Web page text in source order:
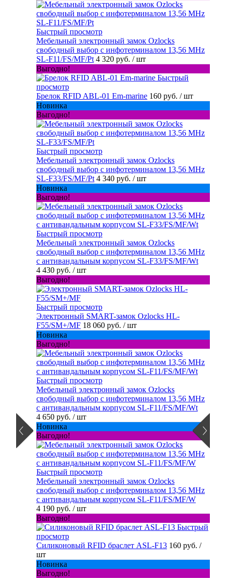
Быстрый просмотр
Мебельный электронный замок Ozlocks
свободный выбор с инфотерминалом 13,56 MHz
SL-F11/FS/MF/Pt 4 320 руб. / шт
Выгодно!
Быстрый
просмотр
Брелок RFID ABL-01 Em-marine 160 руб. / шт
Новинка
Выгодно!
Быстрый просмотр
Мебельный электронный замок Ozlocks
свободный выбор с инфотерминалом 13,56 MHz
SL-F33/FS/MF/Pt 4 340 руб. / шт
Новинка
Выгодно!
Быстрый просмотр
Мебельный электронный замок Ozlocks
свободный выбор с инфотерминалом 13,56 MHz
с антивандальным корпусом SL-F33/FS/MF/Wt
4 430 руб. / шт
Выгодно!
Быстрый просмотр
Электронный SMART-замок Ozlocks HL-
F55/SM+/MF 18 060 руб. / шт
Новинка
Выгодно!
Быстрый просмотр
Мебельный электронный замок Ozlocks
свободный выбор с инфотерминалом 13,56 MHz
с антивандальным корпусом SL-F11/FS/MF/Wt
4 650 руб. / шт
Новинка
Выгодно!
Быстрый просмотр
Мебельный электронный замок Ozlocks
свободный выбор с инфотерминалом 13,56 MHz
с антивандальным корпусом SL-F11/FS/MF/W
4 190 руб. / шт
Выгодно!
Быстрый
просмотр
Силиконовый RFID браслет ASL-F13 160 руб. /
шт
Новинка
Выгодно!